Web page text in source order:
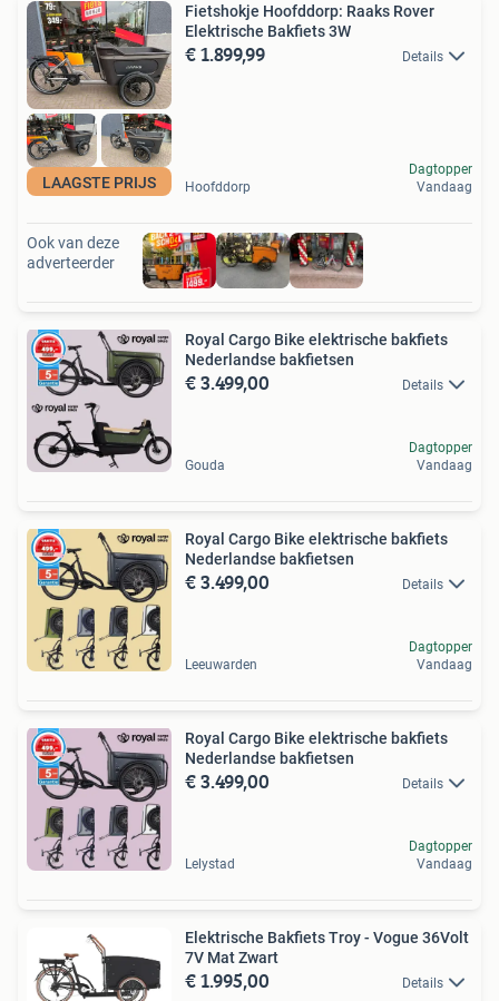
LAAGSTE PRIJS
Fietshokje Hoofddorp: Raaks Rover
Elektrische Bakfiets 3W
€ 1.899,99 Details
Hoofddorp
Dagtopper
Vandaag
Ook van deze
adverteerder
Royal Cargo Bike elektrische bakfiets
Nederlandse bakfietsen
€ 3.499,00 Details
Gouda
Dagtopper
Vandaag
Royal Cargo Bike elektrische bakfiets
Nederlandse bakfietsen
€ 3.499,00 Details
Leeuwarden
Dagtopper
Vandaag
Royal Cargo Bike elektrische bakfiets
Nederlandse bakfietsen
€ 3.499,00 Details
Lelystad
Dagtopper
Vandaag
Elektrische Bakfiets Troy - Vogue 36Volt
7V Mat Zwart
€ 1.995,00 Details